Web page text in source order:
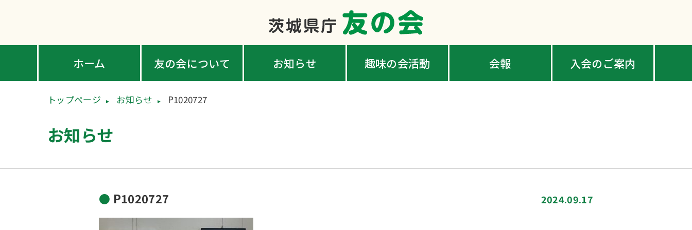
ホーム 友の会について お知らせ 趣味の会活動 会報 入会のご案内
トップページ お知らせ P1020727
お知らせ
P1020727 2024.09.17